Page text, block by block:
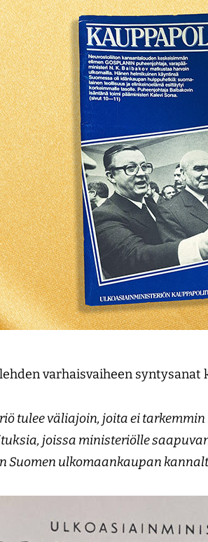
varhaisvaiheen syntysanat
tulee väliajoin, joita ei
joissa ministeriölle
Suomen ulkomaankaupan